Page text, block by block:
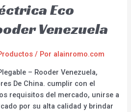
Eco
Venezuela
/ Por alainromo.com
– Rooder Venezuela,
De China. cumplir con el
requisitos del mercado, unirse a
por su alta calidad y brindar